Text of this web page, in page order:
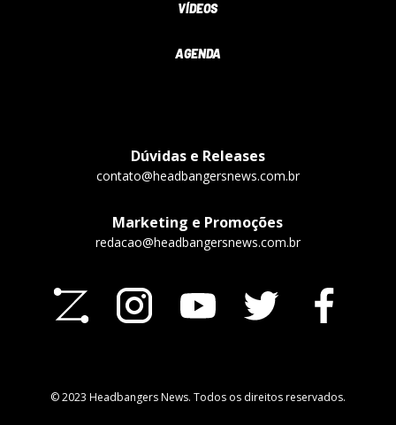
VÍDEOS
AGENDA
Dúvidas e Releases
contato@headbangersnews.com.br
Marketing e Promoções
redacao@headbangersnews.com.br
© 2023 Headbangers News. Todos os direitos reservados.